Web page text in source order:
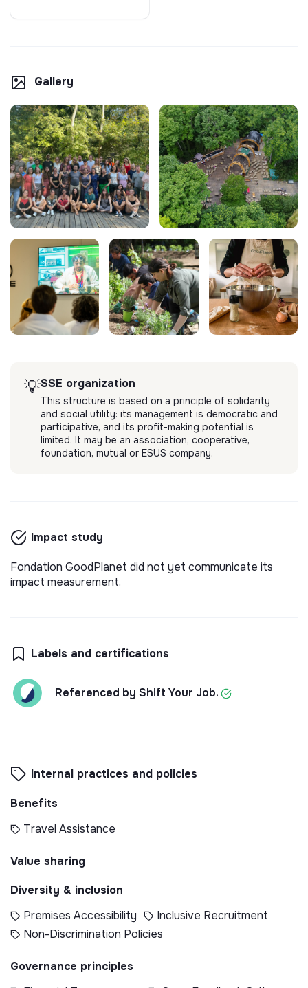
Gallery
💡SSE organization
This structure is based on a principle of solidarity
and social utility: its management is democratic and
participative, and its profit-making potential is
limited. It may be an association, cooperative,
foundation, mutual or ESUS company.
Impact study
Fondation GoodPlanet did not yet communicate its
impact measurement.
Labels and certifications
Referenced by Shift Your Job.
Internal practices and policies
Benefits
Travel Assistance
Value sharing
Diversity & inclusion
Premises Accessibility
Inclusive Recruitment
Non-Discrimination Policies
Governance principles